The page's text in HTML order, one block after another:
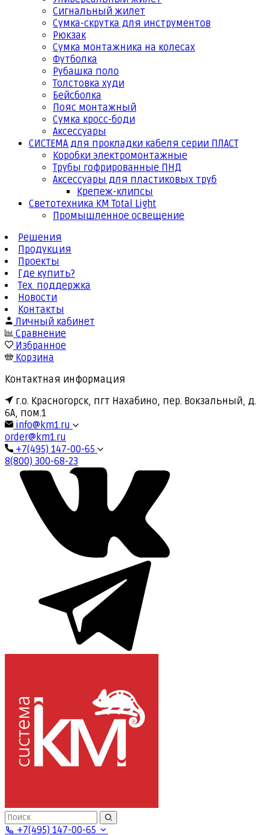
Сигнальный жилет
Сумка-скрутка для инструментов
Рюкзак
Сумка монтажника на колесах
Футболка
Рубашка поло
Толстовка худи
Бейсболка
Пояс монтажный
Сумка кросс-боди
Аксессуары
СИСТЕМА для прокладки кабеля серии ПЛАСТ
Коробки электромонтажные
Трубы гофрированные ПНД
Аксессуары для пластиковых труб
Крепеж-клипсы
Светотехника КМ Total Light
Промышленное освещение
Решения
Продукция
Проекты
Где купить?
Тех. поддержка
Новости
Контакты
Личный кабинет
Сравнение
Избранное
Корзина
Контактная информация
г.о. Красногорск, пгт Нахабино, пер. Вокзальный, д.
6А, пом.1
info@km1.ru
order@km1.ru
+7(495) 147-00-65
8(800) 300-68-23
+7(495) 147-00-65